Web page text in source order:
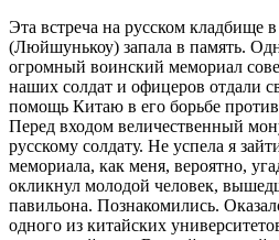
Эта встреча на русском кладбище
(Люйшунькоу) запала в память.
огромный воинский мемориал
наших солдат и офицеров отдали
помощь Китаю в его борьбе против
Перед входом величественный
русскому солдату. Не успела я
мемориала, как меня, вероятно,
окликнул молодой человек,
павильона. Познакомились.
одного из китайских